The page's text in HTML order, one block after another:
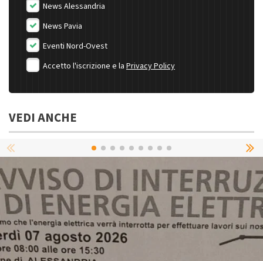
News Alessandria
News Pavia
Eventi Nord-Ovest
Accetto l'iscrizione e la Privacy Policy
VEDI ANCHE